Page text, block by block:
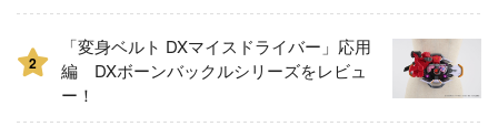
2
「変身ベルト DXマイスドライバー」応用
編 DXボーンバックルシリーズをレビュ
ー！